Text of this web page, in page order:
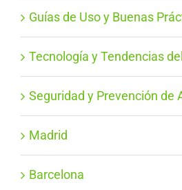
Guías de Uso y Buenas
Tecnología y Tendencias
Seguridad y Prevención de
Madrid
Barcelona